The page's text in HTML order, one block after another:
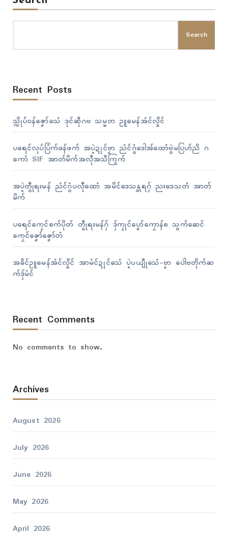
Search
Recent Posts
သ္ကိုပ်ဝန်ဇၞော်သေံ ဒုၚ်ဆဵုဂဗ သမ္မတ ဥူမေန်အံၚ်လှိုၚ်
ပရေၚ်လုပ်ပြံက်ဖန်ဖက် အပ္ဍဲဍုၚ်ဗၟာ ညံၚ်ဂွံဒေါအ်ထောံဗွဲမပြဟ်ညိ ဂ
ကောံ SIF အာတ်မိက်အလဵုအသဳကြုက်
အပ္ဍဲတွဵုရးမန် ညံၚ်ဂွံပလီုထောံ အမိၚ်ဒေသန္တရဂှ် ညးဒေသတံ အာတ်
မိက်
ပရေၚ်ကၠေၚ်စက်ပိုတ် တွဵုရးမန်ဂှ် ဒှ်ကၠုၚ်ပၞော်ကၠောန်စ သွက်ဆေၚ်
ကၠေၚ်ဇၞော်ဇၞော်တံ
အခိၚ်ဥူမေန်အံၚ်လှိုၚ် အာမံၚ်ဍုၚ်သေံ ပ္ဍဲပယျဵုသေံ-ဗၟာ ပေါဲဗတိုက်ဆ
က်ဒှ်မံၚ်
Recent Comments
No comments to show.
Archives
August 2026
July 2026
June 2026
May 2026
April 2026